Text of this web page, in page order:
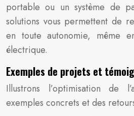
portable ou un système de
solutions vous permettent de
en toute autonomie, même
électrique.
Exemples de projets et
Illustrons l’optimisation de
exemples concrets et des